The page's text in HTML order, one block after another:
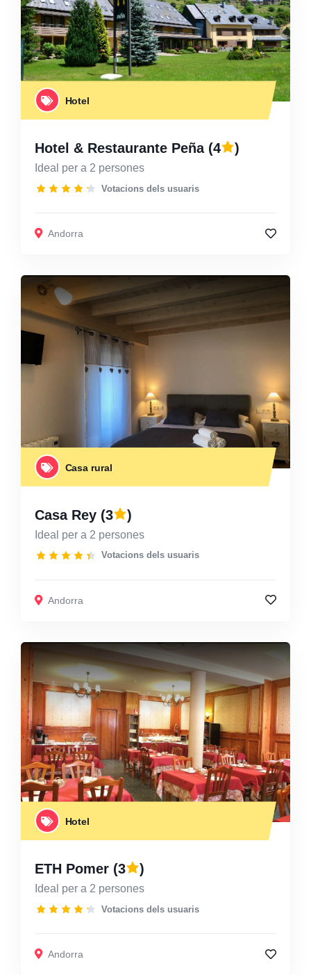
Hotel
Hotel & Restaurante Peña(4 )
Ideal per a 2 persones
Votacions dels usuaris
Andorra
Casa rural
Casa Rey (3 )
Ideal per a 2 persones
Votacions dels usuaris
Andorra
Hotel
ETH Pomer (3 )
Ideal per a 2 persones
Votacions dels usuaris
Andorra